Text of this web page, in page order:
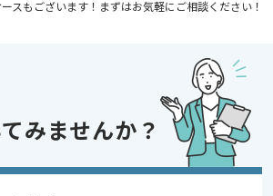
スもございます！まずはお気軽にご相談ください！
みませんか？